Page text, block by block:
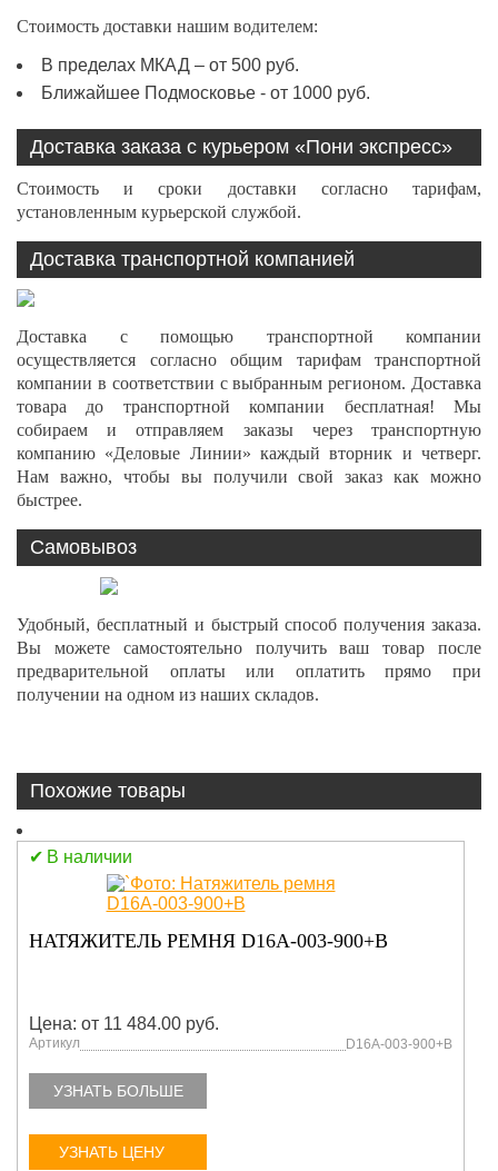
Стоимость доставки нашим водителем:
В пределах МКАД – от 500 руб.
Ближайшее Подмосковье - от 1000 руб.
Доставка заказа с курьером «Пони экспресс»
Стоимость и сроки доставки согласно тарифам,
установленным курьерской службой.
Доставка транспортной компанией
Доставка с помощью транспортной компании
осуществляется согласно общим тарифам транспортной
компании в соответствии с выбранным регионом. Доставка
товара до транспортной компании бесплатная! Мы
собираем и отправляем заказы через транспортную
компанию «Деловые Линии» каждый вторник и четверг.
Нам важно, чтобы вы получили свой заказ как можно
быстрее.
Самовывоз
Удобный, бесплатный и быстрый способ получения заказа.
Вы можете самостоятельно получить ваш товар после
предварительной оплаты или оплатить прямо при
получении на одном из наших складов.
Похожие товары
В наличии
НАТЯЖИТЕЛЬ РЕМНЯ D16A-003-900+B
Цена: от 11 484.00 руб.
Артикул D16A-003-900+B
УЗНАТЬ БОЛЬШЕ
УЗНАТЬ ЦЕНУ